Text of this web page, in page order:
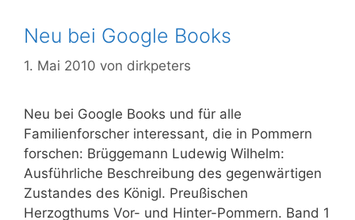
Neu bei Google Books
1. Mai 2010 von dirkpeters
Neu bei Google Books und für alle
Familienforscher interessant, die in Pommern
forschen: Brüggemann Ludewig Wilhelm:
Ausführliche Beschreibung des gegenwärtigen
Zustandes des Königl. Preußischen
Herzogthums Vor- und Hinter-Pommern. Band 1